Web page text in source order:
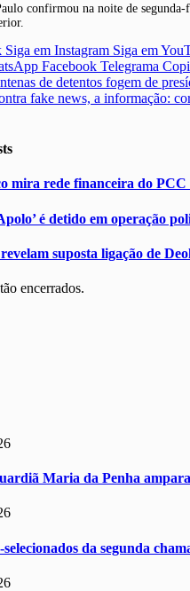
confirmou na noite de
Siga em Instagram Siga em
Facebook Telegrama
de detentos fogem de
fake news, a informação:
mira rede financeira do PCC
é detido em operação
suposta ligação de
encerrados.
Maria da Penha ampara
da segunda